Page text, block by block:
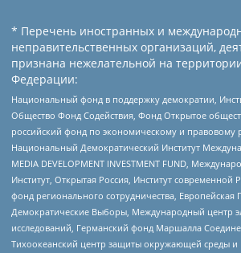
* Перечень иностранных и
неправительственных организаций,
признана нежелательной на
Федерации:
Национальный фонд в поддержку демократии,
Общество Фонд Содействия, Фонд Открытое
российский фонд по экономическому и правовому
Национальный Демократический Институт
MEDIA DEVELOPMENT INVESTMENT FUND,
Институт, Открытая Россия, Институт современной
фонд регионального сотрудничества, Европейская
Демократические Выборы, Международный центр
исследований, Германский фонд Маршалла
Тихоокеанский центр защиты окружающей среды и